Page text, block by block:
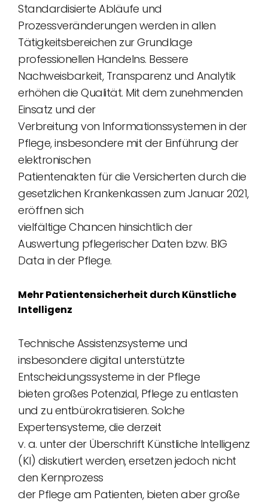
Standardisierte Abläufe und
Prozessveränderungen werden in allen
Tätigkeitsbereichen zur Grundlage
professionellen Handelns. Bessere
Nachweisbarkeit, Transparenz und Analytik
erhöhen die Qualität. Mit dem zunehmenden
Einsatz und der
Verbreitung von Informationssystemen in der
Pflege, insbesondere mit der Einführung der
elektronischen
Patientenakten für die Versicherten durch die
gesetzlichen Krankenkassen zum Januar 2021,
eröffnen sich
vielfältige Chancen hinsichtlich der
Auswertung pflegerischer Daten bzw. BIG
Data in der Pflege.
Mehr Patientensicherheit durch Künstliche
Intelligenz
Technische Assistenzsysteme und
insbesondere digital unterstützte
Entscheidungssysteme in der Pflege
bieten großes Potenzial, Pflege zu entlasten
und zu entbürokratisieren. Solche
Expertensysteme, die derzeit
v. a. unter der Überschrift Künstliche Intelligenz
(KI) diskutiert werden, ersetzen jedoch nicht
den Kernprozess
der Pflege am Patienten, bieten aber große